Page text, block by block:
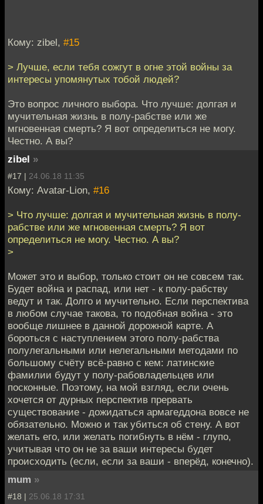
Кому: zibel, #15
> Лучше, если тебя сожгут в огне этой войны за
интересы упомянутых тобой людей?
Это вопрос личного выбора. Что лучше: долгая и
мучительная жизнь в полу-рабстве или же
мгновенная смерть? Я вот определиться не могу.
Честно. А вы?
zibel »
#17 | 24.06.18 11:35
Кому: Avatar-Lion, #16
> Что лучше: долгая и мучительная жизнь в полу-
рабстве или же мгновенная смерть? Я вот
определиться не могу. Честно. А вы?
>
Может это и выбор, только стоит он не совсем так.
Будет война и распад, или нет - к полу-рабству
ведут и так. Долго и мучительно. Если перспектива
в любом случае такова, то подобная война - это
вообще лишнее в данной дорожной карте. А
бороться с наступлением этого полу-рабства
полулегальными или нелегальными методами по
большому счёту всё-равно с кем: латинские
фамилии будут у полу-рабовладельцев или
посконные. Поэтому, на мой взгляд, если очень
хочется от дурных перспектив прервать
существование - дожидаться армагеддона вовсе не
обязательно. Можно и так убиться об стену. А вот
желать его, или желать погибнуть в нём - глупо,
учитывая что он не за ваши интересы будет
происходить (если, если за ваши - вперёд, конечно).
mum »
#18 | 25.06.18 17:31